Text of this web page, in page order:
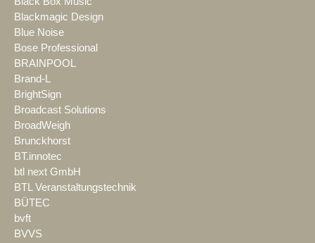
Blackmagic Design
Blue Noise
Bose Professional
BRAINPOOL
Brand-L
BrightSign
Broadcast Solutions
BroadWeigh
Brunckhorst
BT.innotec
btl next GmbH
BTL Veranstaltungstechnik
BÜTEC
bvft
BVVS